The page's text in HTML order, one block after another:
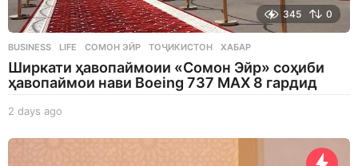
345 0
BUSINESS ,LIFE СОМОН ЭЙР ,ТОҶИКИСТОН ,ХАБАР
Ширкати ҳавопаймоии «Сомон Эйр» соҳиби
ҳавопаймои нави Boeing 737 MAX 8 гардид
2 days ago
a